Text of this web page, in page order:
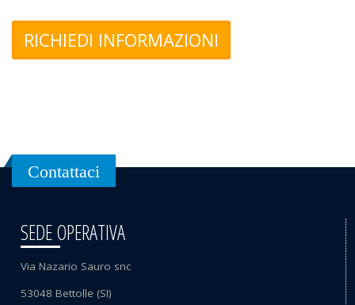
Contattaci
SEDE OPERATIVA
Via Nazario Sauro snc
53048 Bettolle (SI)